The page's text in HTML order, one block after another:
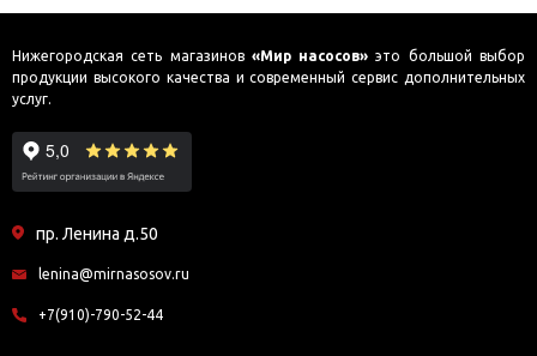
Нижегородская сеть магазинов «Мир насосов» это большой выбор
продукции высокого качества и современный сервис дополнительных
услуг.
пр. Ленина д.50
lenina@mirnasosov.ru
+7(910)-790-52-44